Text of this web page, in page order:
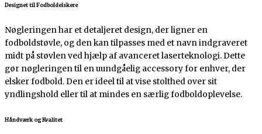
Designet til Fodboldelskere
Nøgleringen har et detaljeret design, der ligner en
fodboldstøvle, og den kan tilpasses med et navn indgraveret
midt på støvlen ved hjælp af avanceret laserteknologi. Dette
gør nøgleringen til en uundgåelig accessory for enhver, der
elsker fodbold. Den er ideel til at vise stolthed over sit
yndlingshold eller til at mindes en særlig fodboldoplevelse.
Håndværk og Kvalitet